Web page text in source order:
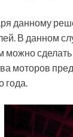
данному
В данном
можно
моторов
года.